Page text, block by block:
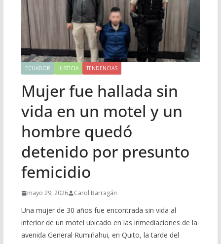
ECUADOR JUSTICIA TENDENCIAS
Mujer fue hallada sin
vida en un motel y un
hombre quedó
detenido por presunto
femicidio
mayo 29, 2026 Carol Barragán
Una mujer de 30 años fue encontrada sin vida al
interior de un motel ubicado en las inmediaciones de la
avenida General Rumiñahui, en Quito, la tarde del